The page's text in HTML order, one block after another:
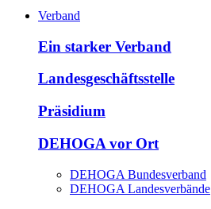
Verband
Ein starker Verband
Landesgeschäftsstelle
Präsidium
DEHOGA vor Ort
DEHOGA Bundesverband
DEHOGA Landesverbände